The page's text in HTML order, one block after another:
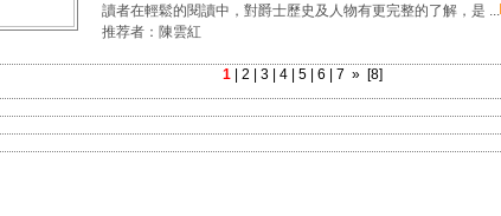
讀者在輕鬆的閱讀中，對爵士歷史及人物有更完整的了解，是 ...
推荐者：陳雲紅
1| 2 | 3| 4| 5| 6 | 7 » [8]